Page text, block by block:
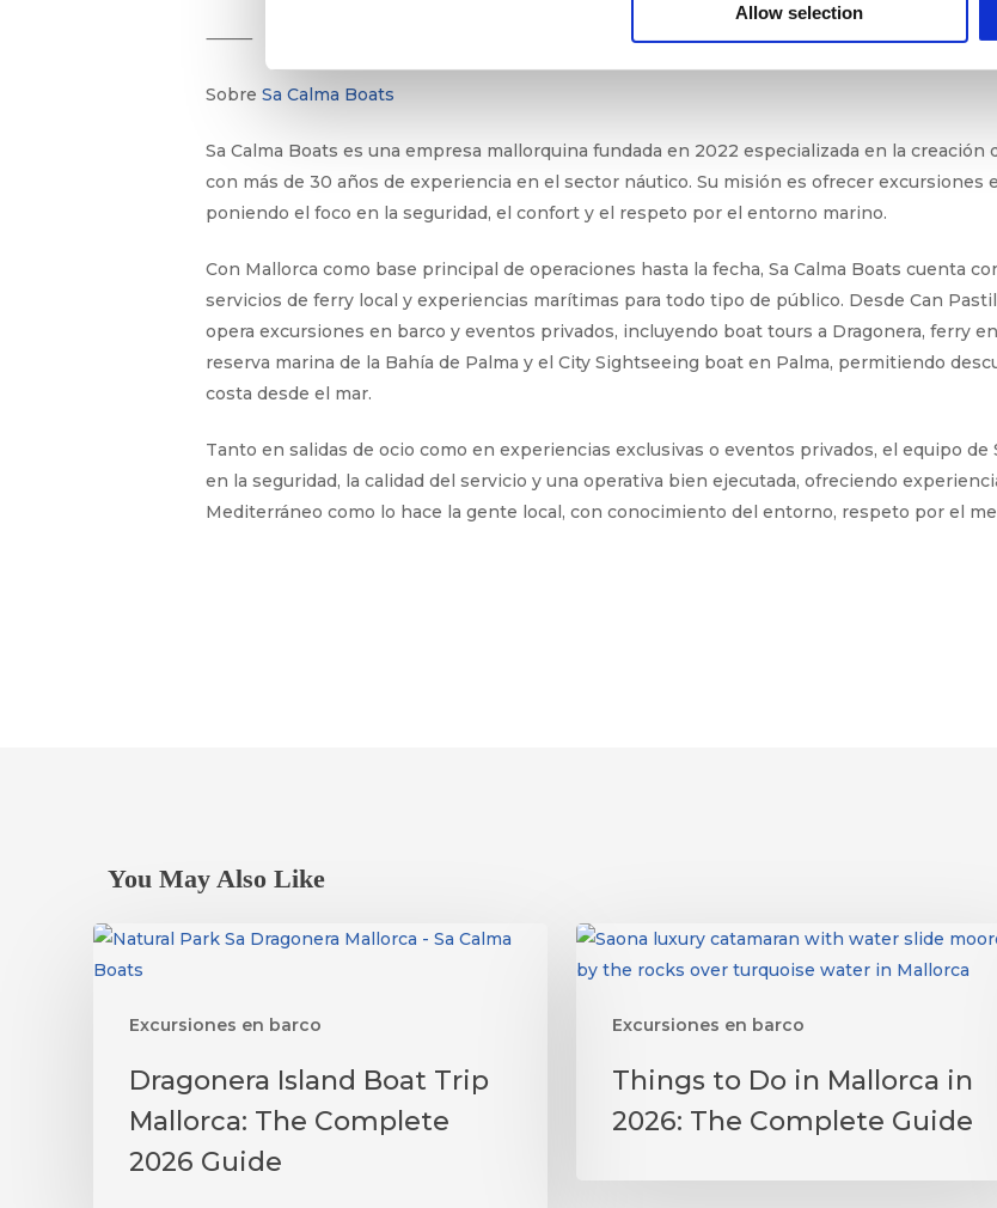
Allow selection
⸻
Sobre Sa Calma Boats
Sa Calma Boats es una empresa mallorquina fundada en 2022 especializada en la
con más de 30 años de experiencia en el sector náutico. Su misión es ofrecer excursiones
poniendo el foco en la seguridad, el confort y el respeto por el entorno marino.
Con Mallorca como base principal de operaciones hasta la fecha, Sa Calma Boats cuenta
servicios de ferry local y experiencias marítimas para todo tipo de público. Desde Can
opera excursiones en barco y eventos privados, incluyendo boat tours a Dragonera, ferry
reserva marina de la Bahía de Palma y el City Sightseeing boat en Palma, permitiendo
costa desde el mar.
Tanto en salidas de ocio como en experiencias exclusivas o eventos privados, el equipo de
en la seguridad, la calidad del servicio y una operativa bien ejecutada, ofreciendo
Mediterráneo como lo hace la gente local, con conocimiento del entorno, respeto por el
You May Also Like
Excursiones en barco
Island
Boat
Dragonera Island Boat Trip
Mallorca: The Complete
2026 Guide
Excursiones en barco
Things to Do in Mallorca in
2026: The Complete Guide